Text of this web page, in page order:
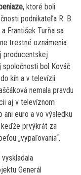
ktoré boli
podnikateľa R. B.
František Turňa sa
trestné oznámenia.
producentskej
bol Kováč
kín a v televízii
nemala pravdu
aj v televíznom
euro a vo výsledku
prvýkrát za
„vypaľovania“.
Generál